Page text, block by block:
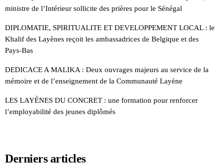
ministre de l’Intérieur sollicite des prières pour le Sénégal
DIPLOMATIE, SPIRITUALITE ET DEVELOPPEMENT LOCAL : le
Khalif des Layènes reçoit les ambassadrices de Belgique et des
Pays-Bas
DEDICACE A MALIKA : Deux ouvrages majeurs au service de la
mémoire et de l’enseignement de la Communauté Layène
LES LAYÈNES DU CONCRET : une formation pour renforcer
l’employabilité des jeunes diplômés
Derniers articles